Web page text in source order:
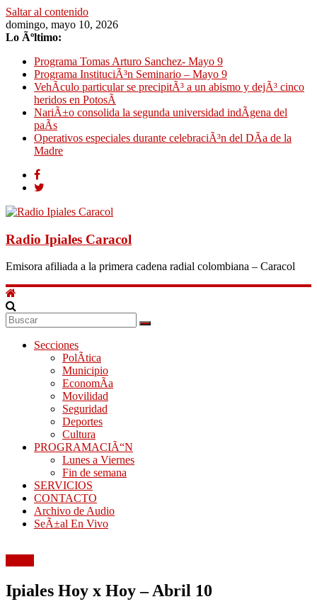
Saltar al contenido
domingo, mayo 10, 2026
Lo Ãºltimo:
Programa Tomas Arturo Sanchez- Mayo 9
Programa InstituciÃ³n Seminario – Mayo 9
VehÃ­culo particular se precipitÃ³ a un abismo y dejÃ³ cinco
heridos en PotosÃ­
NariÃ±o consolida la segunda universidad indÃ­gena del
paÃ­s
Operativos especiales durante celebraciÃ³n del DÃ­a de la
Madre
Radio Ipiales Caracol
Emisora afiliada a la primera cadena radial colombiana – Caracol
Secciones
PolÃ­tica
Municipio
EconomÃ­a
Movilidad
Seguridad
Deportes
Cultura
PROGRAMACIÃ“N
Lunes a Viernes
Fin de semana
SERVICIOS
CONTACTO
Archivo de Audio
SeÃ±al En Vivo
Ipiales Hoy x Hoy – Abril 10